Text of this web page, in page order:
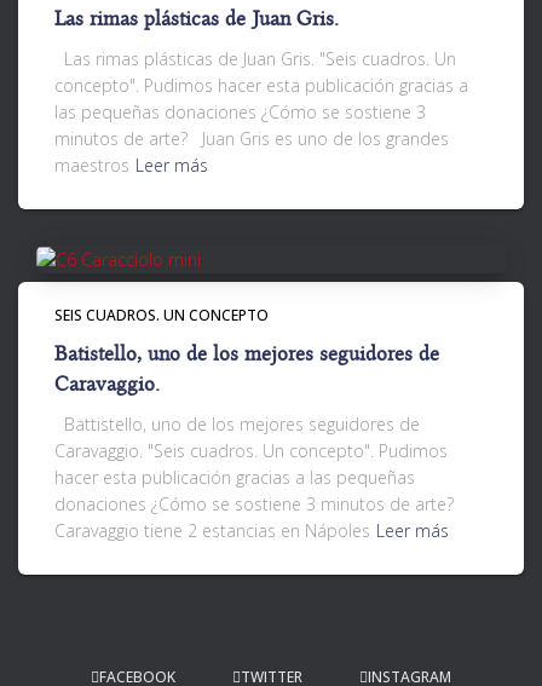
Las rimas plásticas de Juan Gris.
Las rimas plásticas de Juan Gris. "Seis cuadros. Un
concepto". Pudimos hacer esta publicación gracias a
las pequeñas donaciones ¿Cómo se sostiene 3
minutos de arte? Juan Gris es uno de los grandes
maestros Leer más
SEIS CUADROS. UN CONCEPTO
Batistello, uno de los mejores seguidores de
Caravaggio.
Battistello, uno de los mejores seguidores de
Caravaggio. "Seis cuadros. Un concepto". Pudimos
hacer esta publicación gracias a las pequeñas
donaciones ¿Cómo se sostiene 3 minutos de arte?
Caravaggio tiene 2 estancias en Nápoles Leer más
FACEBOOK TWITTER INSTAGRAM